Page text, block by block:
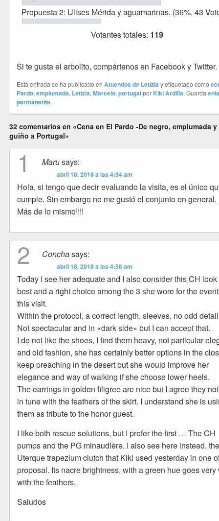
Propuesta 2: Ulises Mérida y aguamarinas. (36%, 43
Votantes totales: 119
Si te gusta el arbolito, compártenos en Facebook y Twitter.
Esta entrada se ha publicado enAtuendos de Letizia y etiquetado como
Pardo,emplumada, Letizia,Marcelo,portugalpor Kiki Ardilla. Guarda
permanente.
32 comentarios en «Cena en El Pardo -De negro, emplumada
guiño a Portugal»
1 Marusays:
abril 18, 2018 a las 4:34 am
Hola, si tengo que decir evaluando la visita, es el único
cumple. Sin embargo no me gustó el conjunto en general.
Más de lo mismo!!!!
2 Conchasays:
abril 18, 2018 a las 4:58 am
Today I see her adequate and I also consider this CH look
best and a right choice among the 3 she wore for the
this visit.
Within the protocol, a correct length, sleeves, no odd
Not spectacular and in «dark side» but I can accept that.
I do not like the shoes, I find them heavy, not particular
and old fashion, she has certainly better options in the
keep preaching in the desert but she would improve her
elegance and way of walking if she choose lower heels.
The earrings in golden filigree are nice but I agree they
in tune with the feathers of the skirt. I understand she is
them as tribute to the honor guest.
I like both rescue solutions, but I prefer the first … The CH
pumps and the PG minaudière. I also see here instead,
Uterque trapezium clutch that Kiki used yesterday in one
proposal. Its nacre brightness, with a green hue goes very
with the feathers.
Saludos